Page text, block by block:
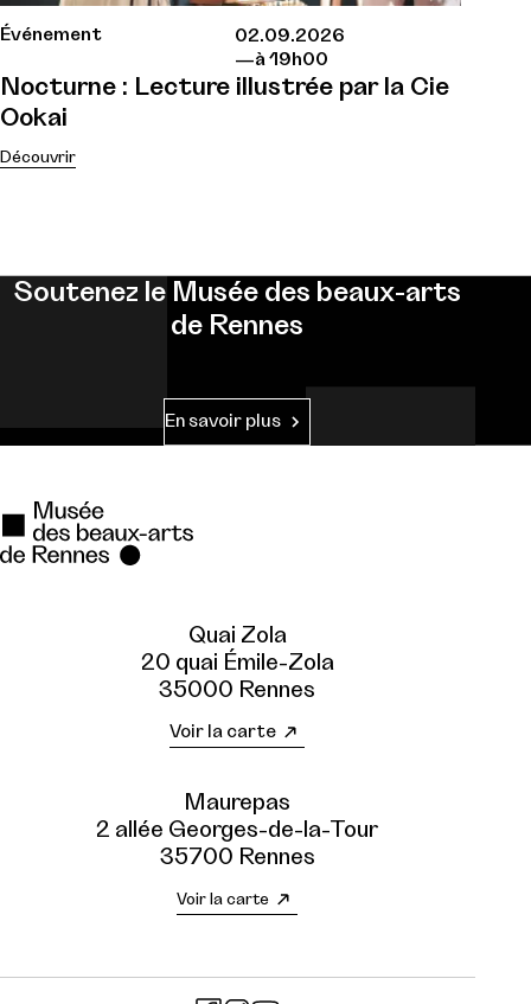
Événement
02.09.2026
à 19h00
Nocturne : Lecture illustrée par la Cie
Ookai
Découvrir
Soutenez le Musée des beaux-arts
de Rennes
En savoir plus
Quai Zola
20 quai Émile-Zola
35000 Rennes
Voir la carte
Maurepas
2 allée Georges-de-la-Tour
35700 Rennes
Voir la carte